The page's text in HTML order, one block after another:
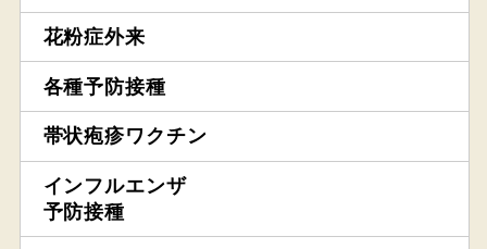
花粉症外来
各種予防接種
帯状疱疹ワクチン
インフルエンザ
予防接種